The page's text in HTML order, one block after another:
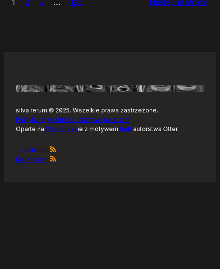
–
Linuksa
silva rerum © 2025. Wszelkie prawa zastrzeżone.
Polityka prywatności, ciastka i takie tam.
Oparte na WordPressie z motywem Raft autorstwa Otter.
Kanał RSS
Kanał Atom